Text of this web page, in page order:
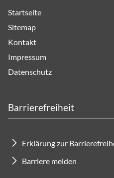
Startseite
Sitemap
Kontakt
Impressum
Datenschutz
Barrierefreiheit
Erklärung zur
Barriere melden